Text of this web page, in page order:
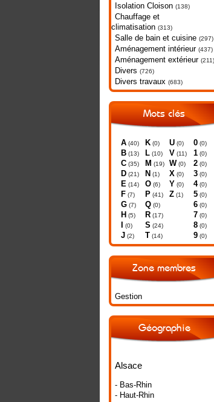
Isolation Cloison (138)
Chauffage et
climatisation (313)
Salle de bain et cuisine (297)
Aménagement intérieur (437)
Aménagement extérieur (211)
Divers (726)
Divers travaux (683)
Mots clés
A(40)
B(13)
C(35)
D(21)
E (14)
F(7)
G(7)
H (5)
(0)
J(2)
K(0)
L(10)
M (19)
N (1)
O(6)
P(41)
Q(0)
R(17)
S (24)
T (14)
U(0)
V (11)
W(0)
X (0)
Y (0)
Z(1)
0(0)
1(0)
2(0)
3(0)
4(0)
5(0)
6(0)
7(0)
8(0)
9(0)
Zone membres
Gestion
Géographie
Alsace
- Bas-Rhin
- Haut-Rhin